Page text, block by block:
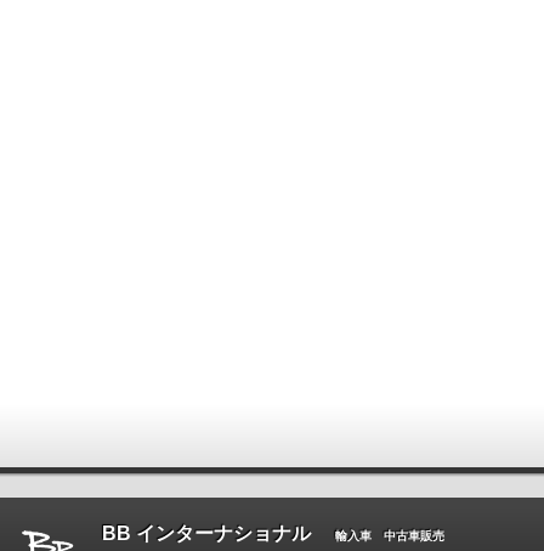
BB インターナショナル輸入車 中古車販売